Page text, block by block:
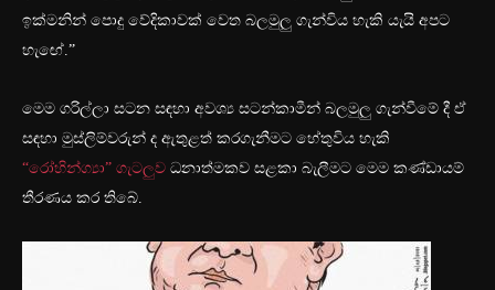
ඉක්මනින් පොදු වේදිකාවක් වෙත බලමුලු ගැන්විය හැකි යැයි අපට
හැඟේ.”
මෙම ගරිල්ලා සටන සඳහා අවශ්‍ය සටන්කාමීන් බලමුලු ගැන්වීමේ දී ඒ
සඳහා මුස්ලිම්වරුන් ද ඇතුළත් කරගැනීමට හේතුවිය හැකි
“රෝහින්ග්‍යා” ගැටලුව ධනාත්මකව සළකා බැලීමට මෙම කණ්ඩායම්
තීරණය කර තිබේ.